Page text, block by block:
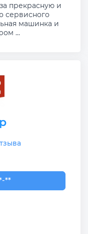
прекрасную и
сервисного
машинка и
...
88
**